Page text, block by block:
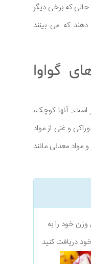
که برخی دیگر
که می بینند
گواوا
است. آنها کوچک،
و غنی از مواد
مواد معدنی مانند
وزن خود را به
دریافت کنید